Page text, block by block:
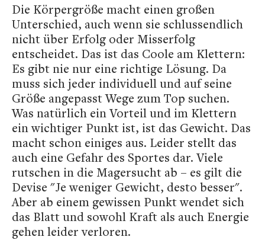
Die Körpergröße macht einen großen
Unterschied, auch wenn sie schlussendlich
nicht über Erfolg oder Misserfolg
entscheidet. Das ist das Coole am Klettern:
Es gibt nie nur eine richtige Lösung. Da
muss sich jeder individuell und auf seine
Größe angepasst Wege zum Top suchen.
Was natürlich ein Vorteil und im Klettern
ein wichtiger Punkt ist, ist das Gewicht. Das
macht schon einiges aus. Leider stellt das
auch eine Gefahr des Sportes dar. Viele
rutschen in die Magersucht ab – es gilt die
Devise "Je weniger Gewicht, desto besser".
Aber ab einem gewissen Punkt wendet sich
das Blatt und sowohl Kraft als auch Energie
gehen leider verloren.